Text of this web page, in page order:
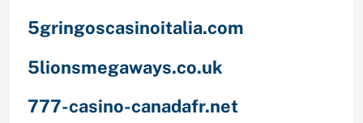
5gringoscasinoitalia.com
5lionsmegaways.co.uk
777-casino-canadafr.net